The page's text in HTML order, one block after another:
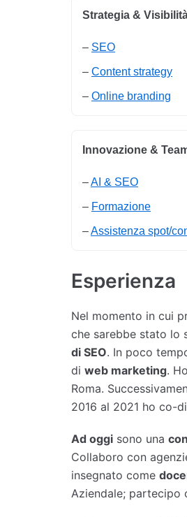
Strategia &
– SEO
– Content strategy
– Online branding
Innovazione &
–AI & SEO
– Formazione
–Assistenza spot/
Esperienza
Nel momento in cui
che sarebbe stato lo
di SEO. In poco
di web marketing.
Roma.
2016 al 2021 ho co-
Ad oggi sono una
Collaboro con
insegnato come
Aziendale; partecipo